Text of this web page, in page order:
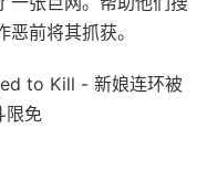
前将其抓获。